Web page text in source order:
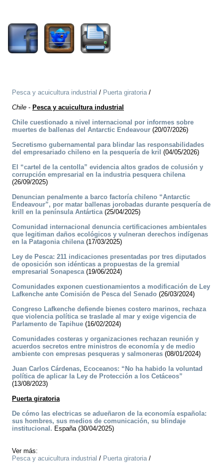
Pesca y acuicultura industrial / Puerta giratoria/
Chile - Pesca y acuicultura industrial
Chile cuestionado a nivel internacional por informes sobre
muertes de ballenas del Antarctic Endeavour (20/07/2026)
Secretismo gubernamental para blindar las responsabilidades
del empresariado chileno en la pesquería de kril (04/05/2026)
El “cartel de la centolla” evidencia altos grados de colusión y
corrupción empresarial en la industria pesquera chilena
(26/09/2025)
Denuncian penalmente a barco factoría chileno “Antarctic
Endeavour”, por matar ballenas jorobadas durante pesquería de
krill en la península Antártica(25/04/2025)
Comunidad internacional denuncia certificaciones ambientales
que legitiman daños ecológicos y vulneran derechos indígenas
en la Patagonia chilena(17/03/2025)
Ley de Pesca: 211 indicaciones presentadas por tres diputados
de oposición son idénticas a propuestas de la gremial
empresarial Sonapesca(19/06/2024)
Comunidades exponen cuestionamientos a modificación de Ley
Lafkenche ante Comisión de Pesca del Senado (26/03/2024)
Congreso Lafkenche defiende bienes costero marinos, rechaza
que violencia política se traslade al mar y exige vigencia de
Parlamento de Tapihue (16/02/2024)
Comunidades costeras y organizaciones rechazan reunión y
acuerdos secretos entre ministros de economía y de medio
ambiente con empresas pesqueras y salmoneras (08/01/2024)
Juan Carlos Cárdenas, Ecoceanos: “No ha habido la voluntad
política de aplicar la Ley de Protección a los Cetáceos”
(13/08/2023)
Puerta giratoria
De cómo las electricas se adueñaron de la economía española:
sus hombres, sus medios de comunicación, su blindaje
institucional. España (30/04/2025)
Ver más:
Pesca y acuicultura industrial / Puerta giratoria/